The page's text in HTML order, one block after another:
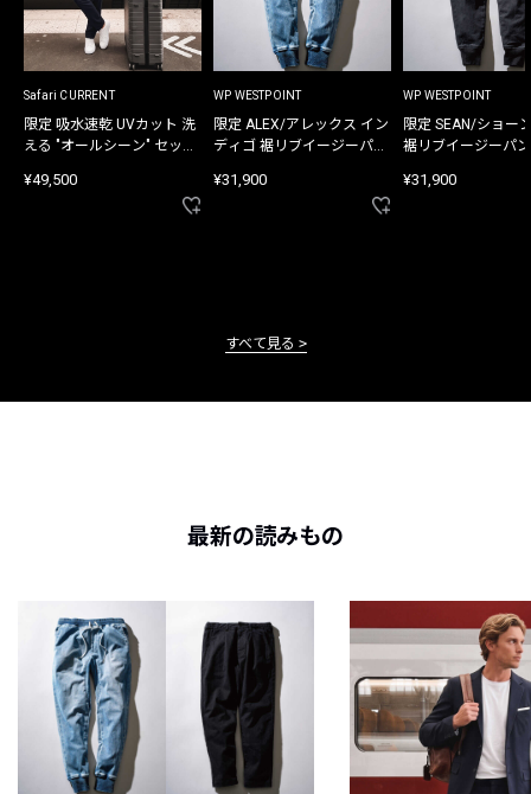
Safari CURRENT
限定 吸水速乾 UVカット 洗
える "オールシーン" セット
¥49,500
WP WESTPOINT
限定 ALEX/アレックス イン
ディゴ 裾リブイージーパン
¥31,900
WP WESTPOINT
限定 SEAN/ショー
裾リブイージーパ
¥31,900
すべて見る
最新の読みもの